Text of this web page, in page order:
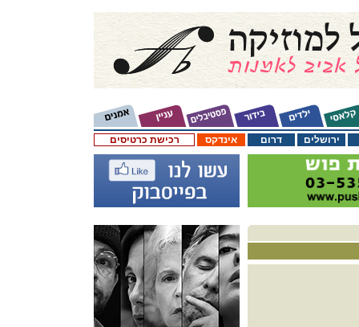
רכישת כרטיסים אינדקס דרום ירושלים